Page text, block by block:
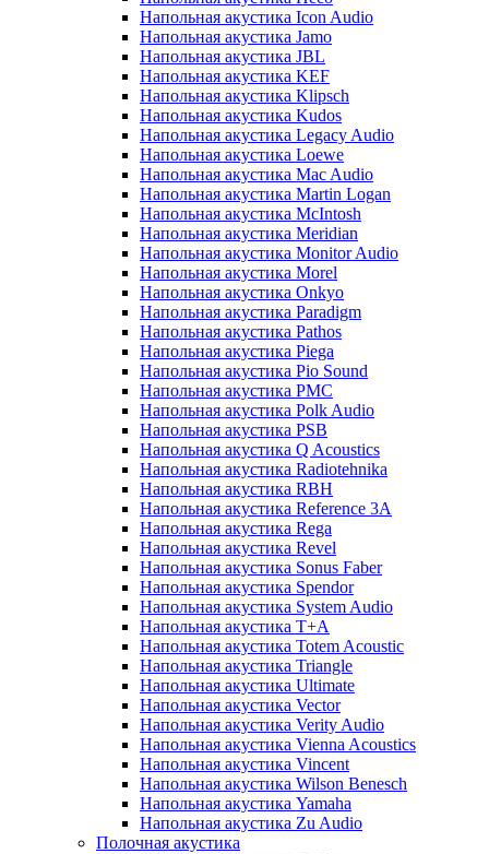
Напольная акустика Icon Audio
Напольная акустика Jamo
Напольная акустика JBL
Напольная акустика KEF
Напольная акустика Klipsch
Напольная акустика Kudos
Напольная акустика Legacy Audio
Напольная акустика Loewe
Напольная акустика Mac Audio
Напольная акустика Martin Logan
Напольная акустика McIntosh
Напольная акустика Meridian
Напольная акустика Monitor Audio
Напольная акустика Morel
Напольная акустика Onkyo
Напольная акустика Paradigm
Напольная акустика Pathos
Напольная акустика Piega
Напольная акустика Pio Sound
Напольная акустика PMC
Напольная акустика Polk Audio
Напольная акустика PSB
Напольная акустика Q Acoustics
Напольная акустика Radiotehnika
Напольная акустика RBH
Напольная акустика Reference 3A
Напольная акустика Rega
Напольная акустика Revel
Напольная акустика Sonus Faber
Напольная акустика Spendor
Напольная акустика System Audio
Напольная акустика T+A
Напольная акустика Totem Acoustic
Напольная акустика Triangle
Напольная акустика Ultimate
Напольная акустика Vector
Напольная акустика Verity Audio
Напольная акустика Vienna Acoustics
Напольная акустика Vincent
Напольная акустика Wilson Benesch
Напольная акустика Yamaha
Напольная акустика Zu Audio
Полочная акустика